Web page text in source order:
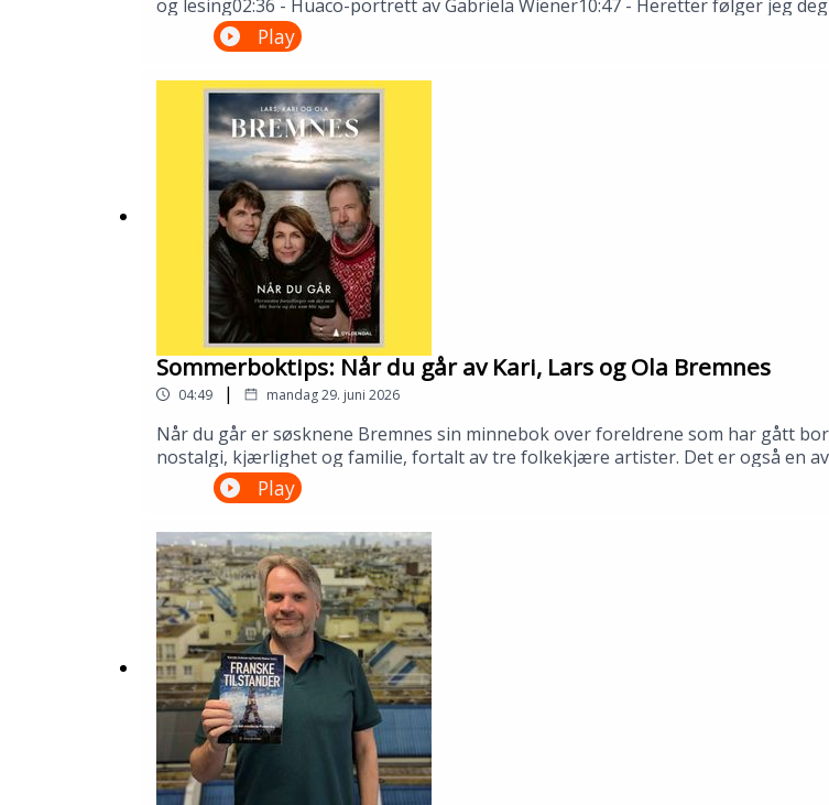
og lesing02:36 - Huaco-portrett av Gabriela Wiener10:47 - Heretter følger jeg
Camus32:51 - Synnøve Solbakken av Bjørnstjerne Bjørnson---Innspilt i
Gustafsson og Åsmund Ådnøy.Produksjon: Tomas Gustafsson og Åsmund Ådnøy.
Play
Sommerboktips: Når du går av Kari, Lars og Ola Bremnes
04:49 | mandag 29. juni 2026
Når du går er søsknene Bremnes sin minnebok over foreldrene som har gått
nostalgi, kjærlighet og familie, fortalt av tre folkekjære artister. Det er også en
biblioteket ditt!---Innspilt på Kopervik bibliotek i april 2026.Medvirkende: Synne
om Sølvberget: https://www.sølvberget.no
Play